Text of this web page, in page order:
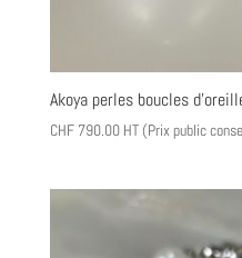
Akoya perles boucles
CHF790.00 HT (Prix public